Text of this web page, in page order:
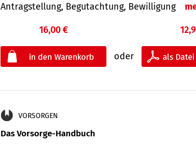
Antragstellung, Begutachtung, Bewilligung
16,00 €
oder
VORSORGEN
Das Vorsorge-Handbuch